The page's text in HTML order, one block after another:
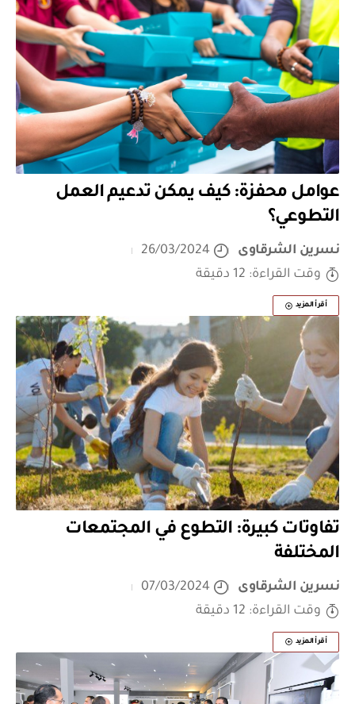
عوامل محفزة: كيف يمكن تدعيم العمل
التطوعي؟
نسرين الشرقاوى
26/03/2024
وقت القراءة: 12 دقيقة
أقرأ المزيد
تفاوتات كبيرة: التطوع في المجتمعات
المختلفة
نسرين الشرقاوى
07/03/2024
وقت القراءة: 12 دقيقة
أقرأ المزيد